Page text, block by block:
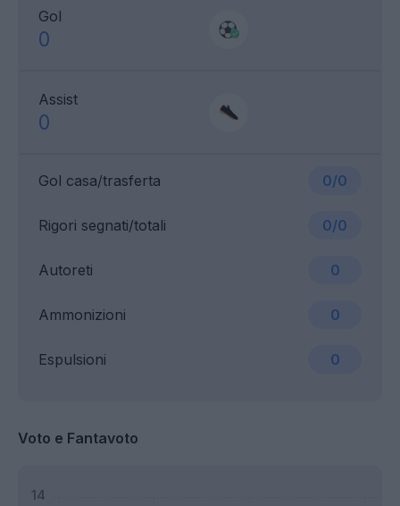
Gol
0
Assist
0
Gol casa/trasferta 0/0
Ammonizioni 0
Rigori segnati/totali 0/0
Espulsioni 0
Autoreti 0
Voto e Fantavoto